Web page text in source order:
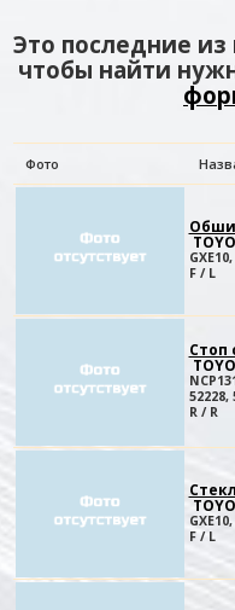
Это последние из
чтобы найти
Фото
F / L
Стоп
52228,
R / R
F / L